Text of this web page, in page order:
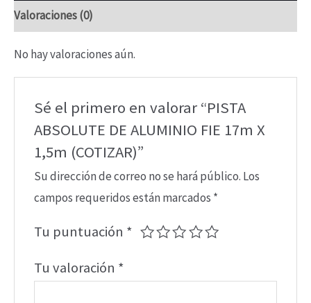
Valoraciones (0)
No hay valoraciones aún.
Sé el primero en valorar “PISTA
ABSOLUTE DE ALUMINIO FIE 17m X
1,5m (COTIZAR)”
Su dirección de correo no se hará público. Los
campos requeridos están marcados *
Tu puntuación *
Tu valoración *